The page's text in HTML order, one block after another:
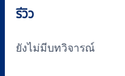
รีวิว
ยังไม่มีบทวิจารณ์